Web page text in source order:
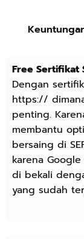
Free Sertifikat
Dengan
https://
penting.
membantu
bersaing di
karena
di bekali
yang sudah